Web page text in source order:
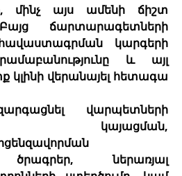
մինչ այս ամենի ճիշտ
ճարտարագետների
կարգերի
և այլ
կլինի վերանայել հետագա
վարպետների
կայացման,
ներառյալ